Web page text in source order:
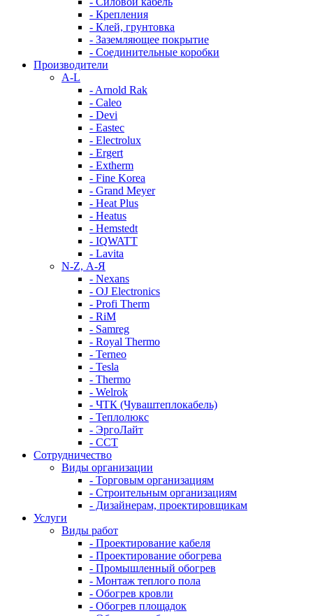
- Крепления
- Клей, грунтовка
- Заземляющее покрытие
- Соединительные коробки
Производители
A-L
- Arnold Rak
- Caleo
- Devi
- Eastec
- Electrolux
- Ergert
- Extherm
- Fine Korea
- Grand Meyer
- Heat Plus
- Heatus
- Hemstedt
- IQWATT
- Lavita
N-Z, А-Я
- Nexans
- OJ Electronics
- Profi Therm
- RiM
- Samreg
- Royal Thermo
- Terneo
- Tesla
- Thermo
- Welrok
- ЧТК (Чуваштеплокабель)
- Теплолюкс
- ЭргоЛайт
- ССТ
Сотрудничество
Виды организации
- Торговым организациям
- Строительным организациям
- Дизайнерам, проектировщикам
Услуги
Виды работ
- Проектирование кабеля
- Проектирование обогрева
- Промышленный обогрев
- Монтаж теплого пола
- Обогрев кровли
- Обогрев площадок